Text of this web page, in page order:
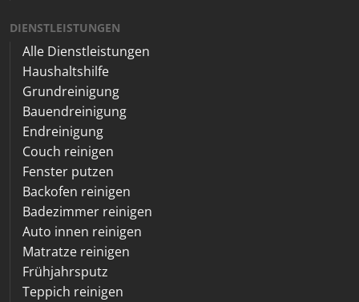
DIENSTLEISTUNGEN
Alle Dienstleistungen
Haushaltshilfe
Grundreinigung
Bauendreinigung
Endreinigung
Couch reinigen
Fenster putzen
Backofen reinigen
Badezimmer reinigen
Auto innen reinigen
Matratze reinigen
Frühjahrsputz
Teppich reinigen